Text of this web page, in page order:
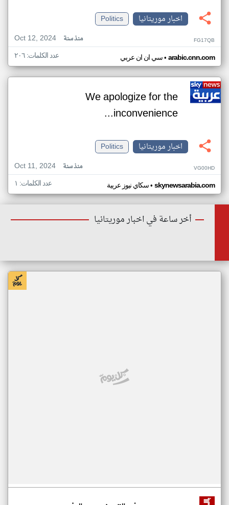
اخبار موريتانيا
Politics
Oct 12, 2024
منذ سنة FG17QB
سي ان ان عربي• arabic.cnn.com عدد الكلمات: ٢٠٦
We apologize for the
inconvenience...
اخبار موريتانيا
Politics
Oct 11, 2024
منذ سنة VG00HD
سكاي نيوز عربية• skynewsarabia.com عدد الكلمات: ١
أخر ساعة في اخبار موريتانيا